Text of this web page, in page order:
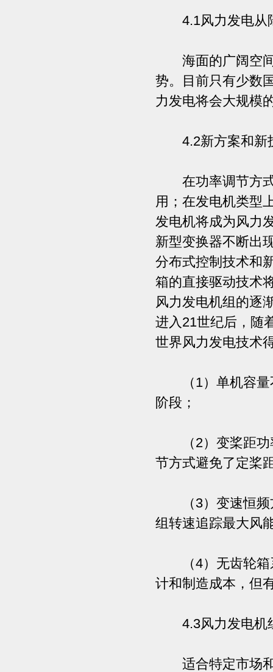
4.1风力发电从
海面的广阔空间
势。目前只有少数
力发电将会大规模
4.2新方案和新
在功率调节方式
用；在发电机类型
发电机将成为风力
新型变换器不断出
分布式控制技术和
箱的直接驱动技术
风力发电机组的逐
进入21世纪后，随
世界风力发电技术
（1）单机容量
阶段；
（2）变桨距功
节方式避免了定桨
（3）变速恒频
组转速追踪最大风
（4）无齿轮箱
计和制造成本，但
4.3风力发电机
适合特定市场和